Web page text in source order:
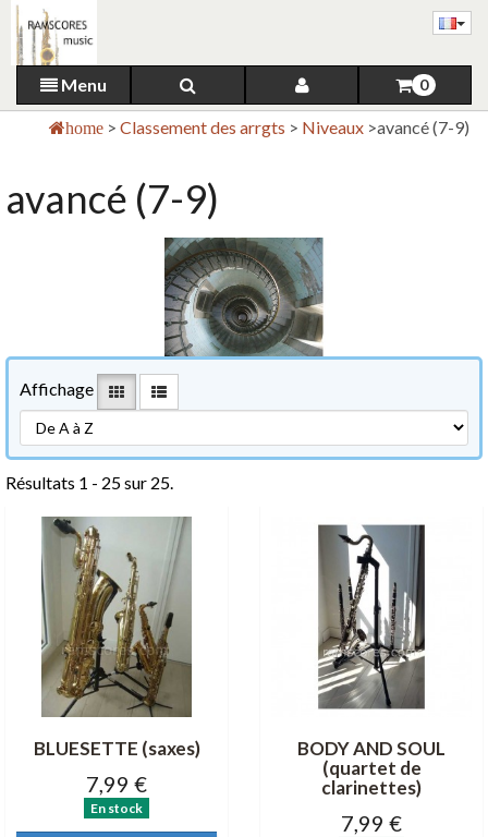
Menu 0
home > Classement des arrgts > Niveaux >avancé (7-9)
avancé (7-9)
Affichage
Résultats 1 - 25 sur 25.
BLUESETTE (saxes)
7,99 €
En stock
BODY AND SOUL
(quartet de
clarinettes)
7,99 €